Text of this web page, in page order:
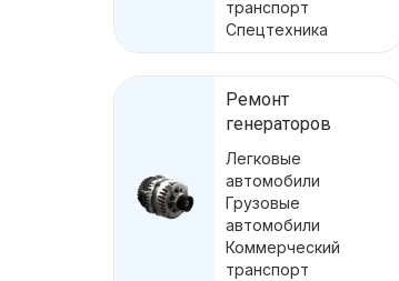
транспорт
Спецтехника
Ремонт
генераторов
Легковые
автомобили
Грузовые
автомобили
Коммерческий
транспорт